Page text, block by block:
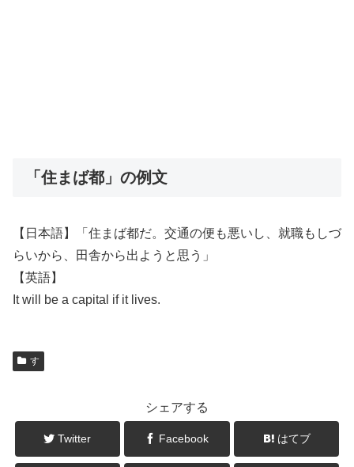
「住まば都」の例文
【日本語】「住まば都だ。交通の便も悪いし、就職もしづ
らいから、田舎から出ようと思う」
【英語】
It will be a capital if it lives.
す
シェアする
Twitter Facebook はてブ